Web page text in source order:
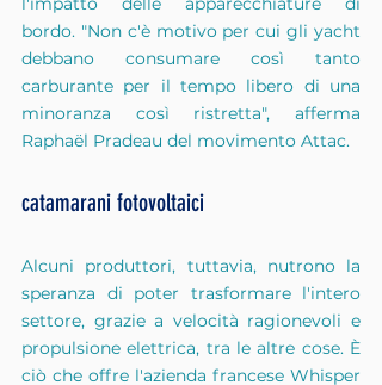
bordo. "Non c'è motivo per cui gli yacht
debbano consumare così tanto
carburante per il tempo libero di una
minoranza così ristretta", afferma
Raphaël Pradeau del movimento Attac.
catamarani fotovoltaici
Alcuni produttori, tuttavia, nutrono la
speranza di poter trasformare l'intero
settore, grazie a velocità ragionevoli e
propulsione elettrica, tra le altre cose. È
ciò che offre l'azienda francese Whisper